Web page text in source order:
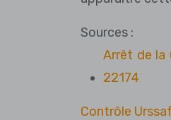
Sources :
Arrêt de la
22174
Contrôle